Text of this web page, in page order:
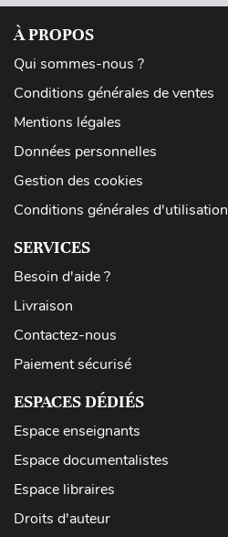
À PROPOS
Qui sommes-nous ?
Conditions générales de ventes
Mentions légales
Données personnelles
Gestion des cookies
Conditions générales d'utilisation
SERVICES
Besoin d'aide ?
Livraison
Contactez-nous
Paiement sécurisé
ESPACES DÉDIÉS
Espace enseignants
Espace documentalistes
Espace libraires
Droits d'auteur